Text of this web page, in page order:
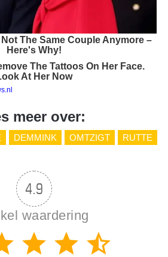
The Same Couple Anymore –
Here's Why!
The Tattoos On Her Face.
At Her Now
meer over:
DEMMINK OMTZIGT RUTTE
4.9
waardering